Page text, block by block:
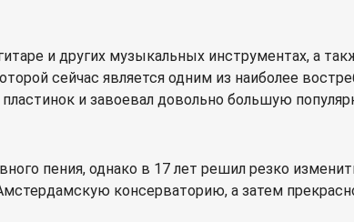
и других музыкальных инструментах, а
сейчас является одним из наиболее
и завоевал довольно большую
пения, однако в 17 лет решил резко
консерваторию, а затем